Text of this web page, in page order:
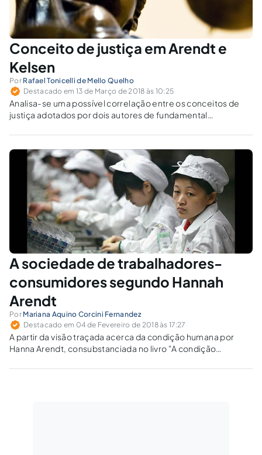
Conceito de justiça em Arendt e
Kelsen
Por Rafael Tonicelli de Mello Quelho
Destacado em 13 de Março de 2018 às 10:25
Analisa-se uma possível correlação entre os conceitos de
justiça adotados por dois autores de fundamental
Arendt e Hans Kelsen.
A sociedade de trabalhadores-
consumidores segundo Hannah
Arendt
Por Mariana Aquino Corcini Fernandez
Destacado em 04 de Fevereiro de 2018 às 17:27
A partir da visão traçada acerca da condição humana por
Hanna Arendt, consubstanciada no livro "A condição
com as três atividades básicas - ação, obra e trabalho - e a